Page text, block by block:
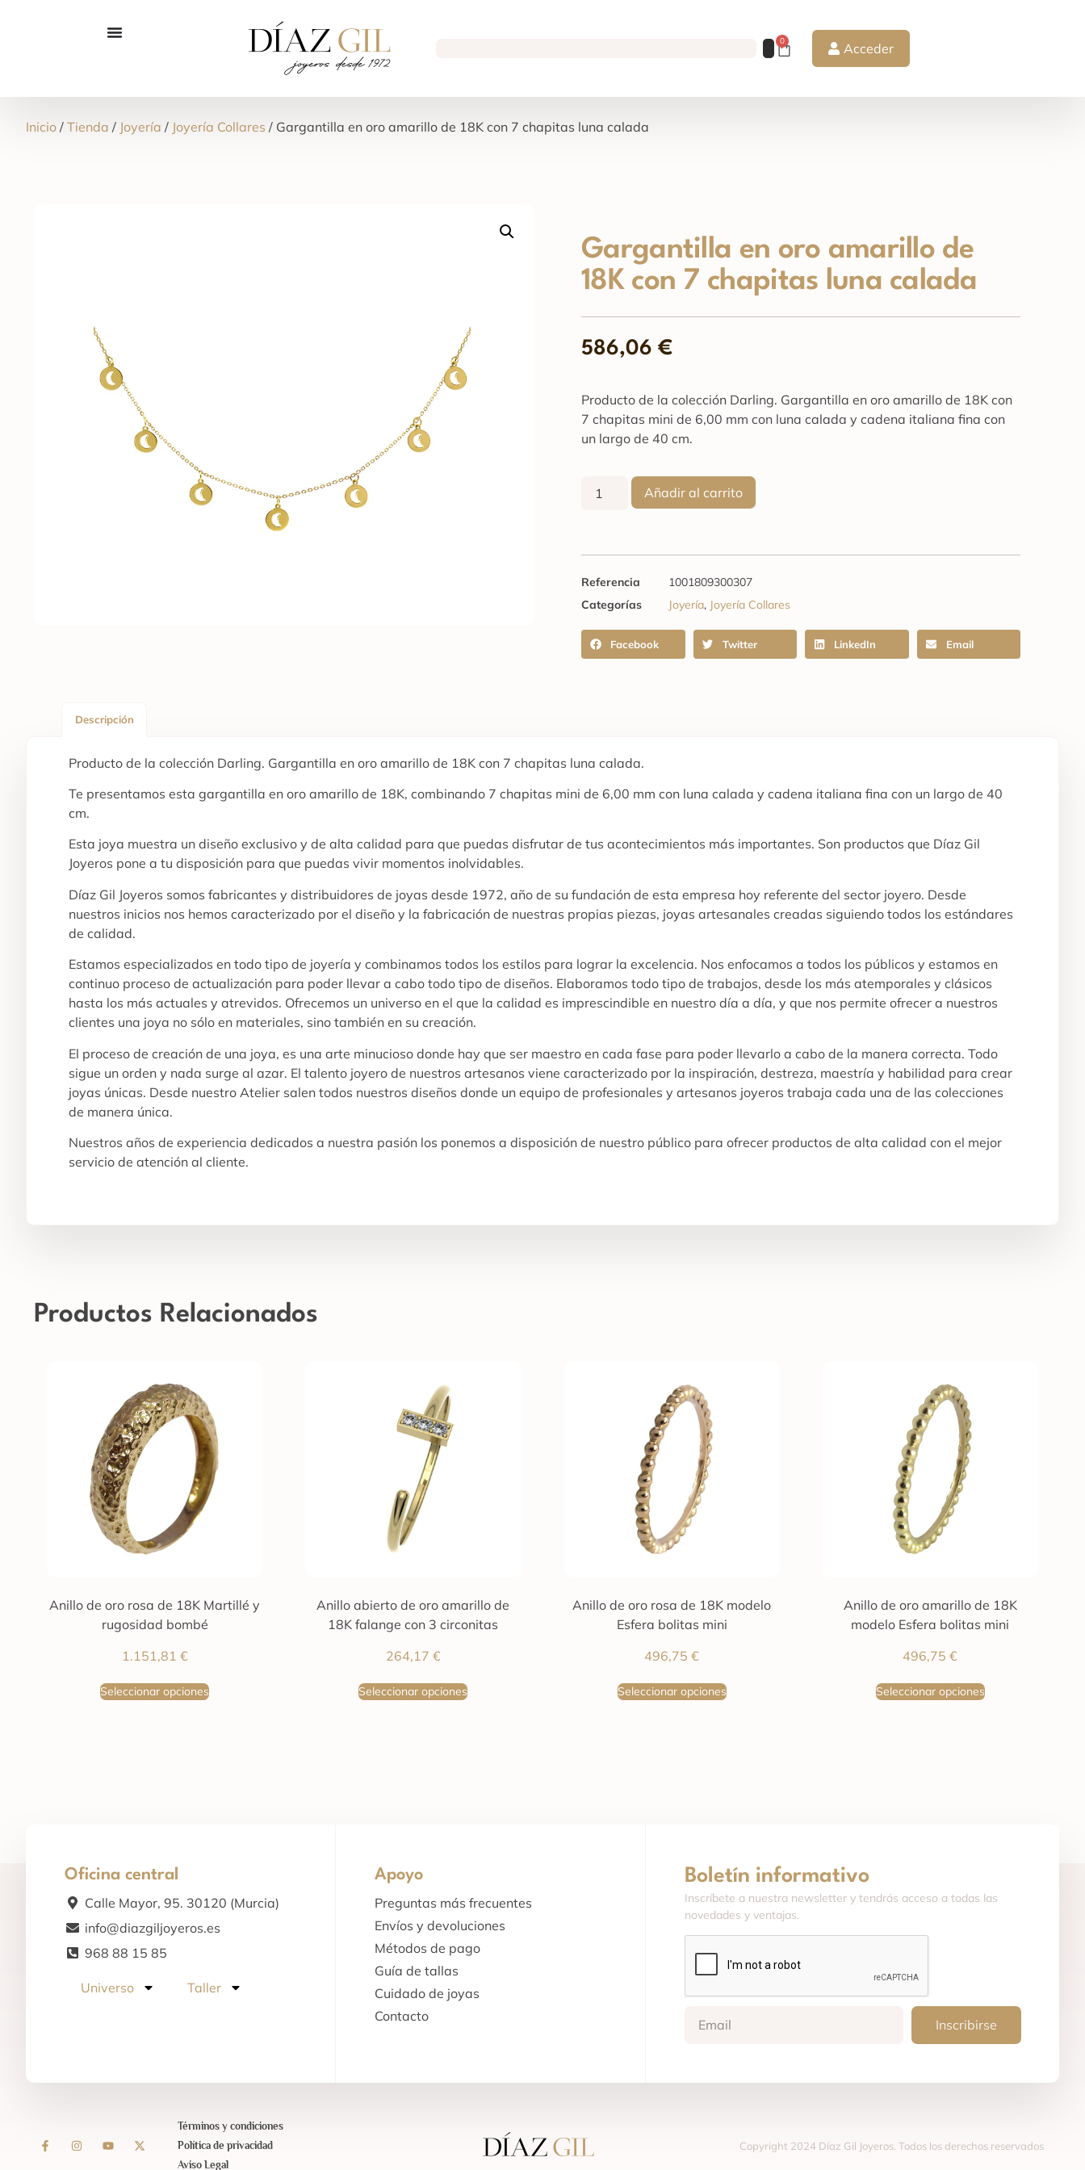
0 Acceder
Inicio / Tienda / Joyería / Joyería Collares / Gargantilla en oro amarillo de 18K con 7 chapitas luna calada
Gargantilla en oro amarillo de
18K con 7 chapitas luna calada
586,06 €
Producto de la colección Darling. Gargantilla en oro amarillo de 18K con
7 chapitas mini de 6,00 mm con luna calada y cadena italiana fina con
un largo de 40 cm.
Añadir al carrito
Referencia
1001809300307
Categorías
Joyería, Joyería Collares
Facebook Twitter LinkedIn Email
Descripción
Producto de la colección Darling. Gargantilla en oro amarillo de 18K con 7 chapitas luna calada.
Te presentamos esta gargantilla en oro amarillo de 18K, combinando 7 chapitas mini de 6,00 mm con luna calada y cadena italiana fina con un largo de 40
cm.
Esta joya muestra un diseño exclusivo y de alta calidad para que puedas disfrutar de tus acontecimientos más importantes. Son productos que Díaz Gil
Joyeros pone a tu disposición para que puedas vivir momentos inolvidables.
Díaz Gil Joyeros somos fabricantes y distribuidores de joyas desde 1972, año de su fundación de esta empresa hoy referente del sector joyero. Desde
nuestros inicios nos hemos caracterizado por el diseño y la fabricación de nuestras propias piezas, joyas artesanales creadas siguiendo todos los estándares
de calidad.
Estamos especializados en todo tipo de joyería y combinamos todos los estilos para lograr la excelencia. Nos enfocamos a todos los públicos y estamos en
continuo proceso de actualización para poder llevar a cabo todo tipo de diseños. Elaboramos todo tipo de trabajos, desde los más atemporales y clásicos
hasta los más actuales y atrevidos. Ofrecemos un universo en el que la calidad es imprescindible en nuestro día a día, y que nos permite ofrecer a nuestros
clientes una joya no sólo en materiales, sino también en su creación.
El proceso de creación de una joya, es una arte minucioso donde hay que ser maestro en cada fase para poder llevarlo a cabo de la manera correcta. Todo
sigue un orden y nada surge al azar. El talento joyero de nuestros artesanos viene caracterizado por la inspiración, destreza, maestría y habilidad para crear
joyas únicas. Desde nuestro Atelier salen todos nuestros diseños donde un equipo de profesionales y artesanos joyeros trabaja cada una de las colecciones
de manera única.
Nuestros años de experiencia dedicados a nuestra pasión los ponemos a disposición de nuestro público para ofrecer productos de alta calidad con el mejor
servicio de atención al cliente.
Productos Relacionados
Anillo de oro rosa de 18K Martillé y
rugosidad bombé
1.151,81 €
Seleccionar opciones
Anillo abierto de oro amarillo de
18K falange con 3 circonitas
264,17 €
Seleccionar opciones
Anillo de oro rosa de 18K modelo
Esfera bolitas mini
496,75€
Seleccionar opciones
Anillo de oro amarillo de 18K
modelo Esfera bolitas mini
496,75€
Seleccionar opciones
Oficina central
Calle Mayor, 95. 30120 (Murcia)
info@diazgiljoyeros.es
968 88 15 85
Universo Taller
Apoyo
Preguntas más frecuentes
Envíos y devoluciones
Métodos de pago
Guía de tallas
Cuidado de joyas
Contacto
Boletín informativo
Inscríbete a nuestra newsletter y tendrás acceso a todas las
novedades y ventajas.
Inscribirse
Términos y condiciones
Política de privacidad
Aviso Legal
Copyright 2024 Díaz Gil Joyeros. Todos los derechos reservados